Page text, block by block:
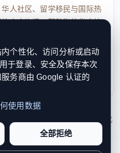
域，我国超大型原油船、
万箱级以上大型集装箱船
。
今年一季度，我国新接绿
到80.2%，甲醇、乙烷、
船舶密集交付，订单结构
。中国绿色船舶呈现“全域
”的三大特征。
人社区、留学移民与国际热
中文资讯，帮助海外华人快
日优先处理站务、投稿与权
Reserved. 本网站持续优化
利说明，以提升品牌信任感和
个性化、访问分析或启动
于登录、安全及保存本次
务商由 Google 认证的
使用数据
全部拒绝